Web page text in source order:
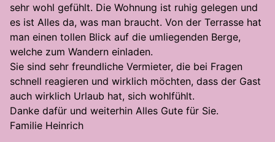
sehr wohl gefühlt. Die Wohnung ist ruhig gelegen und
es ist Alles da, was man braucht. Von der Terrasse hat
man einen tollen Blick auf die umliegenden Berge,
welche zum Wandern einladen.
Sie sind sehr freundliche Vermieter, die bei Fragen
schnell reagieren und wirklich möchten, dass der Gast
auch wirklich Urlaub hat, sich wohlfühlt.
Danke dafür und weiterhin Alles Gute für Sie.
Familie Heinrich